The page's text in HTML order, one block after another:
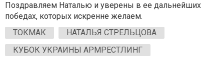
Поздравляем Наталью и уверены в ее дальнейших
победах, которых искренне желаем.
ТОКМАК
НАТАЛЬЯ СТРЕЛЬЦОВА
КУБОК УКРАИНЫ АРМРЕСТЛИНГ